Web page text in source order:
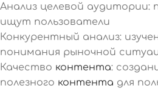
Анализ целевой аудитории:
ищут пользователи
Конкурентный анализ:
понимания рыночной
Качество контента:
полезного контента для